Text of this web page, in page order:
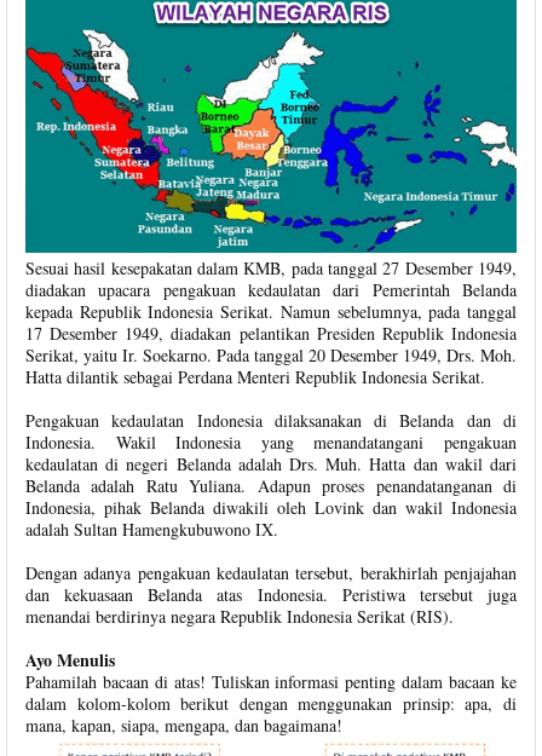
Sesuai hasil kesepakatan dalam KMB, pada tanggal 27 Desember 1949,
diadakan upacara pengakuan kedaulatan dari Pemerintah Belanda
kepada Republik Indonesia Serikat. Namun sebelumnya, pada tanggal
17 Desember 1949, diadakan pelantikan Presiden Republik Indonesia
Serikat, yaitu Ir. Soekarno. Pada tanggal 20 Desember 1949, Drs. Moh.
Hatta dilantik sebagai Perdana Menteri Republik Indonesia Serikat.
Pengakuan kedaulatan Indonesia dilaksanakan di Belanda dan di
Indonesia. Wakil Indonesia yang menandatangani pengakuan
kedaulatan di negeri Belanda adalah Drs. Muh. Hatta dan wakil dari
Belanda adalah Ratu Yuliana. Adapun proses penandatanganan di
Indonesia, pihak Belanda diwakili oleh Lovink dan wakil Indonesia
adalah Sultan Hamengkubuwono IX.
Dengan adanya pengakuan kedaulatan tersebut, berakhirlah penjajahan
dan kekuasaan Belanda atas Indonesia. Peristiwa tersebut juga
menandai berdirinya negara Republik Indonesia Serikat (RIS).
Ayo Menulis
Pahamilah bacaan di atas! Tuliskan informasi penting dalam bacaan ke
dalam kolom-kolom berikut dengan menggunakan prinsip: apa, di
mana, kapan, siapa, mengapa, dan bagaimana!